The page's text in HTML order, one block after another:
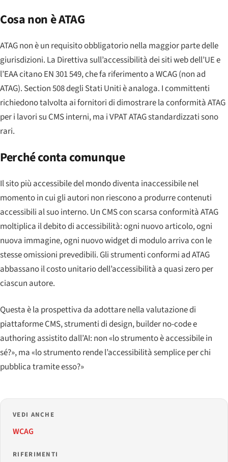
Cosa non è ATAG
ATAG non è un requisito obbligatorio nella maggior parte delle
giurisdizioni. La Direttiva sull’accessibilità dei siti web dell’UE e
l’EAA citano EN 301 549, che fa riferimento a WCAG (non ad
ATAG). Section 508 degli Stati Uniti è analoga. I committenti
richiedono talvolta ai fornitori di dimostrare la conformità ATAG
per i lavori su CMS interni, ma i VPAT ATAG standardizzati sono
rari.
Perché conta comunque
Il sito più accessibile del mondo diventa inaccessibile nel
momento in cui gli autori non riescono a produrre contenuti
accessibili al suo interno. Un CMS con scarsa conformità ATAG
moltiplica il debito di accessibilità: ogni nuovo articolo, ogni
nuova immagine, ogni nuovo widget di modulo arriva con le
stesse omissioni prevedibili. Gli strumenti conformi ad ATAG
abbassano il costo unitario dell’accessibilità a quasi zero per
ciascun autore.
Questa è la prospettiva da adottare nella valutazione di
piattaforme CMS, strumenti di design, builder no-code e
authoring assistito dall’AI: non «lo strumento è accessibile in
sé?», ma «lo strumento rende l’accessibilità semplice per chi
pubblica tramite esso?»
VEDI ANCHE
WCAG
RIFERIMENTI